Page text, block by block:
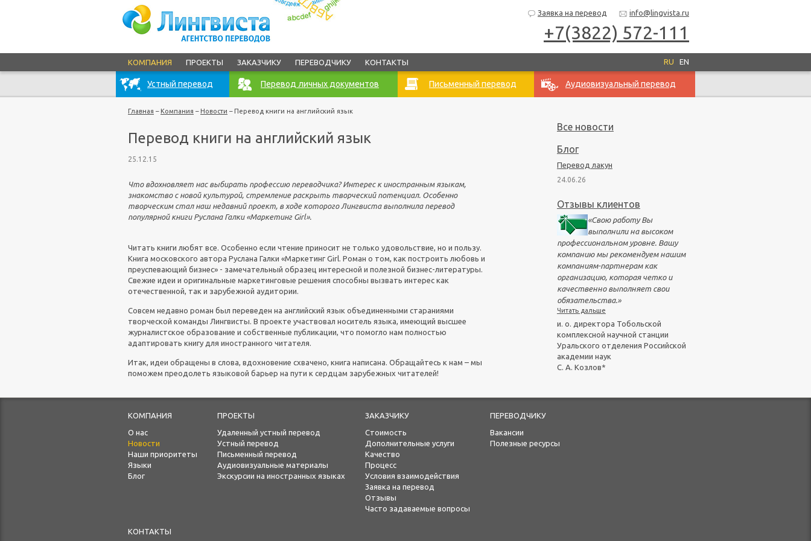
+7(3822) 572-111
Заявка на перевод info@lingvista.ru
КОМПАНИЯ ПРОЕКТЫ ЗАКАЗЧИКУ ПЕРЕВОДЧИКУ КОНТАКТЫ RU EN
Устный перевод Перевод личных документов Письменный перевод Аудиовизуальный перевод
Главная – Компания – Новости – Перевод книги на английский язык
Перевод книги на английский язык
25.12.15
Что вдохновляет нас выбирать профессию переводчика? Интерес к иностранным языкам,
знакомство с новой культурой, стремление раскрыть творческий потенциал. Особенно
творческим стал наш недавний проект, в ходе которого Лингвиста выполнила перевод
популярной книги Руслана Галки «Маркетинг Girl».
Читать книги любят все. Особенно если чтение приносит не только удовольствие, но и пользу.
Книга московского автора Руслана Галки «Маркетинг Girl. Роман о том, как построить любовь и
преуспевающий бизнес» - замечательный образец интересной и полезной бизнес-литературы.
Свежие идеи и оригинальные маркетинговые решения способны вызвать интерес как
отечественной, так и зарубежной аудитории.
Совсем недавно роман был переведен на английский язык объединенными стараниями
творческой команды Лингвисты. В проекте участвовал носитель языка, имеющий высшее
журналистское образование и собственные публикации, что помогло нам полностью
адаптировать книгу для иностранного читателя.
Итак, идеи обращены в слова, вдохновение схвачено, книга написана. Обращайтесь к нам – мы
поможем преодолеть языковой барьер на пути к сердцам зарубежных читателей!
Все новости
Блог
Перевод лакун
24.06.26
Отзывы клиентов
«Свою работу Вы
выполнили на высоком
профессиональном уровне. Вашу
компанию мы рекомендуем нашим
компаниям-партнерам как
организацию, которая четко и
качественно выполняет свои
обязательства.»
Читать дальше
и. о. директора Тобольской
комплексной научной станции
Уральского отделения Российской
академии наук
С. А. Козлов*
КОМПАНИЯ
О нас
Новости
Наши приоритеты
Языки
Блог
ПРОЕКТЫ
Удаленный устный перевод
Устный перевод
Письменный перевод
Аудиовизуальные материалы
Экскурсии на иностранных языках
ЗАКАЗЧИКУ
Стоимость
Дополнительные услуги
Качество
Процесс
Условия взаимодействия
Заявка на перевод
Отзывы
Часто задаваемые вопросы
ПЕРЕВОДЧИКУ
Вакансии
Полезные ресурсы
КОНТАКТЫ